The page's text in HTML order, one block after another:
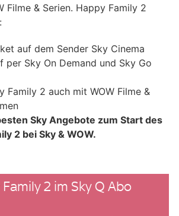
Filme & Serien. Happy Family 2
auf dem Sender Sky Cinema
per Sky On Demand und Sky Go
Family 2 auch mit WOW Filme &
Sky Angebote zum Start des
2 bei Sky & WOW.
2 im Sky Q Abo